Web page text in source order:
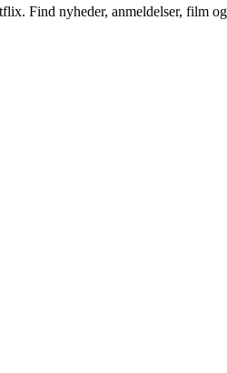
Find nyheder, anmeldelser, film